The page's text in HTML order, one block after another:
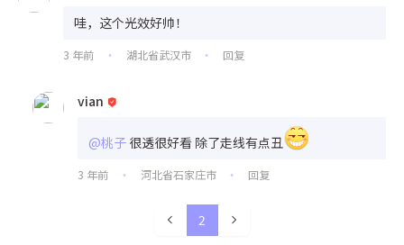
哇，这个光效好帅！
3 年前 • 湖北省武汉市 • 回复
vian
@桃子 很透很好看 除了走线有点丑
3 年前 • 河北省石家庄市 • 回复
2